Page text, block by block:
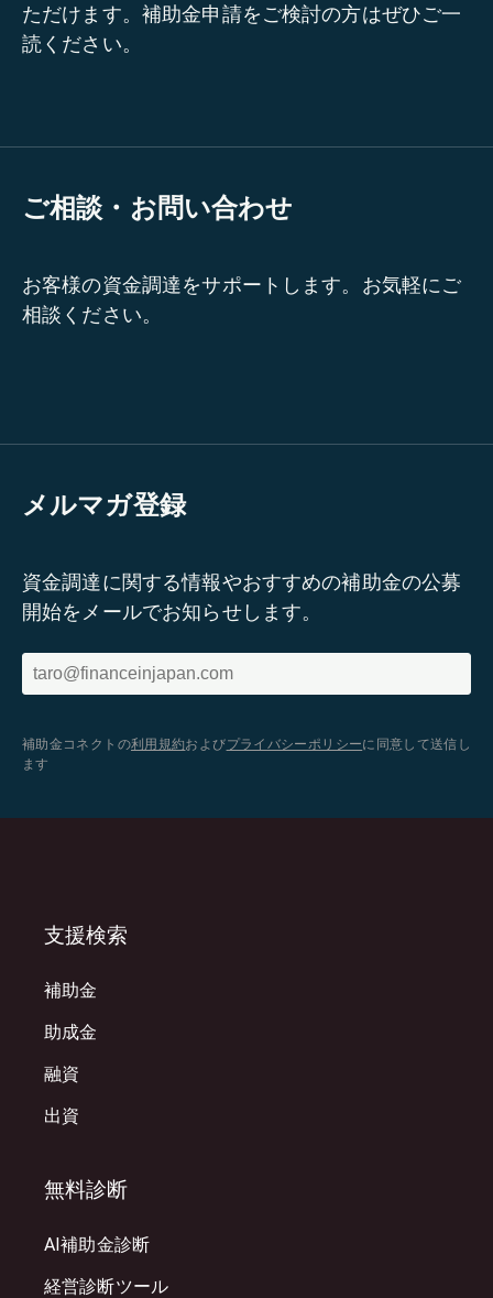
ただけます。補助金申請をご検討の方はぜひご一
読ください。
ご相談・お問い合わせ
お客様の資金調達をサポートします。お気軽にご
相談ください。
メルマガ登録
資金調達に関する情報やおすすめの補助金の公募
開始をメールでお知らせします。
補助金コネクトの利用規約およびプライバシーポリシーに同意して送信し
ます
支援検索
補助金
助成金
融資
出資
無料診断
AI補助金診断
経営診断ツール